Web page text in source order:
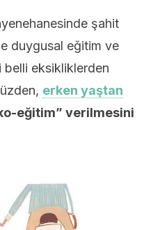
şahit
duygusal eğitim ve
eksikliklerden
erken yaştan
eğitim” verilmesini